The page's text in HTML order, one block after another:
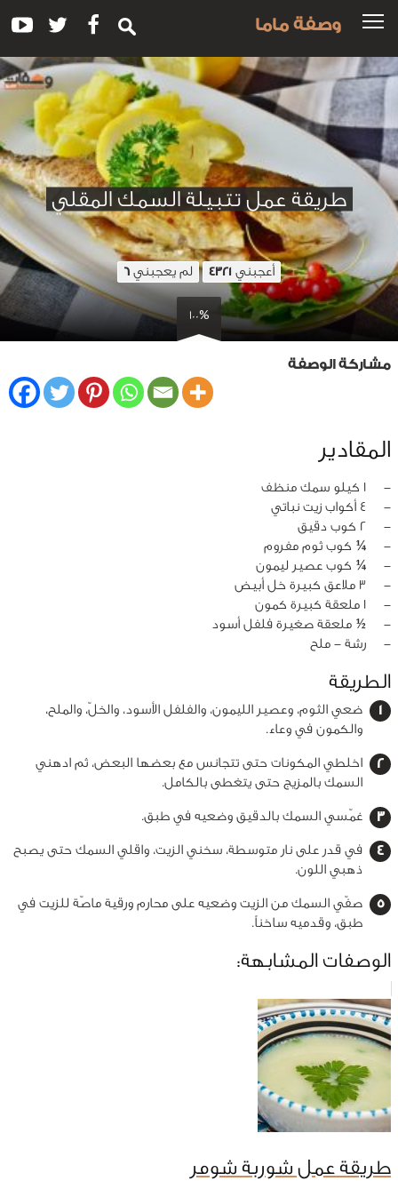
وصفة ماما
طريقة عمل تتبيلة السمك المقلي
أعجبني 4321 لم يعجبني 6
100%
مشاركة الوصفة
المقادير
‏-
1 كيلو سمك منظف
‏-
4 أكواب زيت نباتي
‏-
2 كوب دقيق
‏-
¼ كوب ثوم مفروم
‏-
¼ كوب عصير ليمون
‏-
3 ملاعق كبيرة خل أبيض
‏-
1 ملعقة كبيرة كمون
‏-
½ ملعقة صغيرة فلفل أسود
‏-
رشة - ملح
الطريقة
ضعي الثوم، وعصير الليمون، والفلفل الأسود، والخلّ، والملح،
والكمون في وعاء.
اخلطي المكونات حتى تتجانس مع بعضها البعض، ثم ادهني
السمك بالمزيج حتى يتغطى بالكامل.
غمّسي السمك بالدقيق وضعيه في طبق.
في قدر على نار متوسطة، سخني الزيت، واقلي السمك حتى يصبح
ذهبي اللون.
صفّي السمك من الزيت وضعيه على محارم ورقية ماصّة للزيت في
طبق، وقدميه ساخناً.
الوصفات المشابهة:
طريقة عمل شوربة شومر